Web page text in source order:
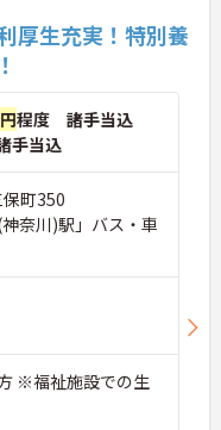
厚生充実！特別養
程度 諸手当込
手当込
町350
奈川)駅」バス・車
※福祉施設での生